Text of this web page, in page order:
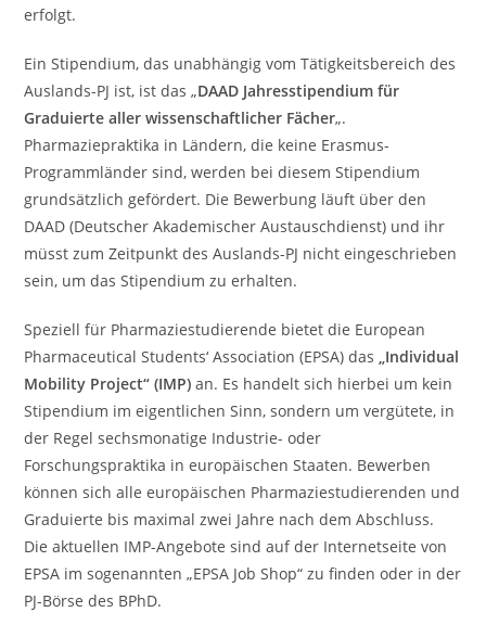
erfolgt.
Ein Stipendium, das unabhängig vom Tätigkeitsbereich des
Auslands-PJ ist, ist das „DAAD Jahresstipendium für
Graduierte aller wissenschaftlicher Fächer„.
Pharmaziepraktika in Ländern, die keine Erasmus-
Programmländer sind, werden bei diesem Stipendium
grundsätzlich gefördert. Die Bewerbung läuft über den
DAAD (Deutscher Akademischer Austauschdienst) und ihr
müsst zum Zeitpunkt des Auslands-PJ nicht eingeschrieben
sein, um das Stipendium zu erhalten.
Speziell für Pharmaziestudierende bietet die European
Pharmaceutical Students‘ Association (EPSA) das „Individual
Mobility Project“ (IMP)an. Es handelt sich hierbei um kein
Stipendium im eigentlichen Sinn, sondern um vergütete, in
der Regel sechsmonatige Industrie- oder
Forschungspraktika in europäischen Staaten. Bewerben
können sich alle europäischen Pharmaziestudierenden und
Graduierte bis maximal zwei Jahre nach dem Abschluss.
Die aktuellen IMP-Angebote sind auf der Internetseite von
EPSA im sogenannten „EPSA Job Shop“ zu finden oder in der
PJ-Börse des BPhD.